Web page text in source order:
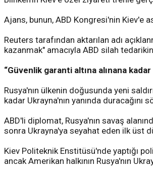
Ajans, bunun, ABD Kongresi'nin Kiev'e
Reuters tarafından aktarılan adı
kazanmak" amacıyla ABD silah
“Güvenlik garanti altına alınana kadar
Rusya'nın ülkenin doğusunda yeni
kadar Ukrayna'nın yanında duracağını
ABD'li diplomat, Rusya'nın savaş
sonra Ukrayna'ya seyahat eden ilk üst
Kiev Politeknik Enstitüsü'nde yaptığı
ancak Amerikan halkının Rusya'nın